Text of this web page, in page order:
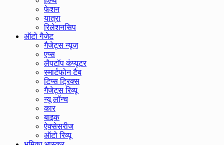
फेशन
यात्रा
रिलेशनसिप
ऑटो गैजेट
गैजेट्स न्यूज़
एप्स
लैपटॉप कंप्यूटर
स्मार्टफोन टैब
टिप्स ट्रिक्स
गैजेट्स रिव्यू
न्यू लॉन्च
कार
बाइक
ऐक्सेसरीज
ऑटो रिव्यू